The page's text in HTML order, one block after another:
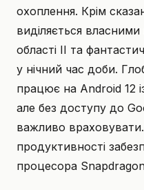
охоплення. Крім
виділяється
області ІІ та
у нічний час доби.
працює на Android 12
але без доступу до
важливо
продуктивності
процесора